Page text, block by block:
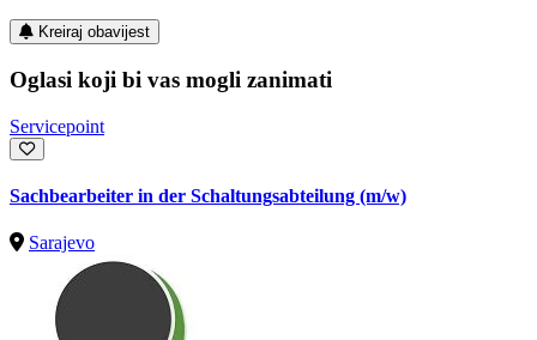
Kreiraj obavijest
Oglasi koji bi vas mogli zanimati
Servicepoint
Sachbearbeiter in der Schaltungsabteilung (m/w)
Sarajevo